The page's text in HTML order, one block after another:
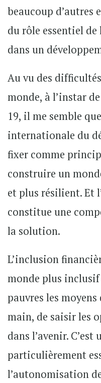
beaucoup d’autres
du rôle essentiel
dans un
Au vu des
monde, à l’instar
19, il me semble
internationale du
fixer comme
construire un
et plus résilient. Et
constitue une
la solution.
L’inclusion
monde plus
pauvres les
main, de saisir les
dans l’avenir. C’est
particulièrement
l’autonomisation